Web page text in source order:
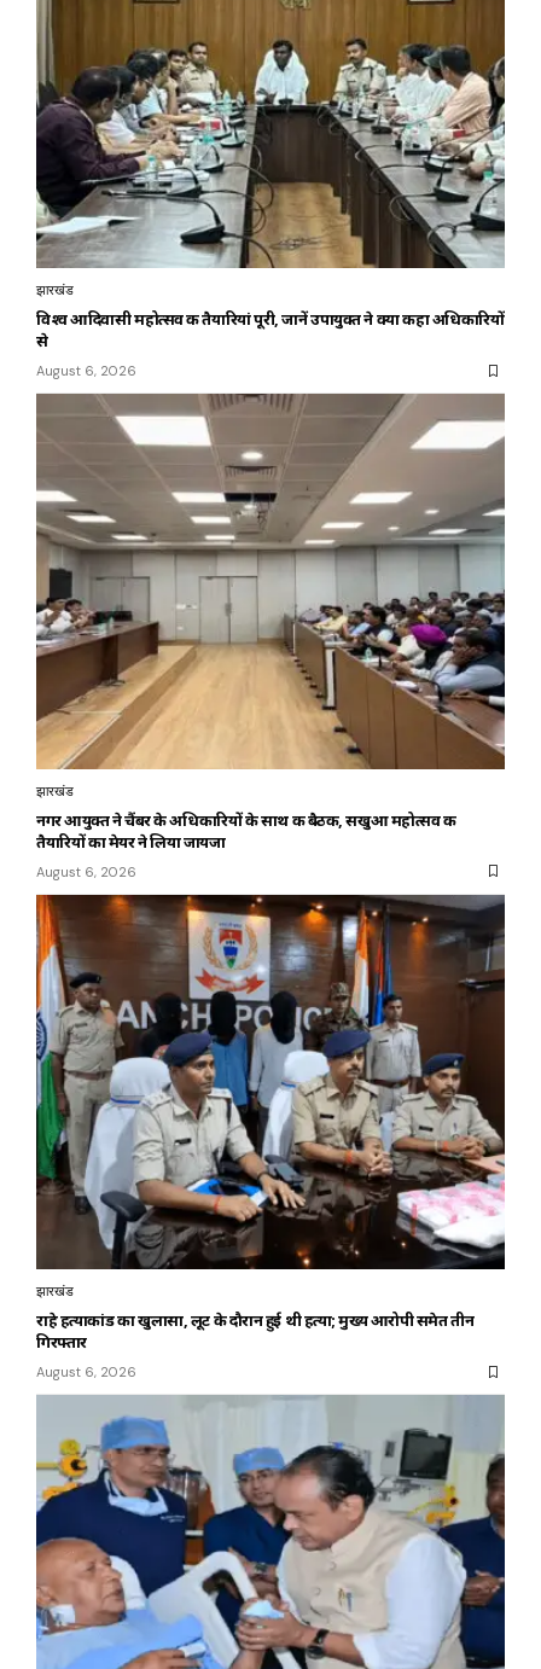
झारखंड
विश्व आदिवासी महोत्सव की तैयारियां पूरी, जानें उपायुक्त ने क्या कहा अधिकारियों
से
August 6, 2026
झारखंड
नगर आयुक्त ने चैंबर के अधिकारियों के साथ की बैठक, सखुआ महोत्सव की
तैयारियों का मेयर ने लिया जायजा
August 6, 2026
झारखंड
राहे हत्याकांड का खुलासा, लूट के दौरान हुई थी हत्या; मुख्य आरोपी समेत तीन
गिरफ्तार
August 6, 2026